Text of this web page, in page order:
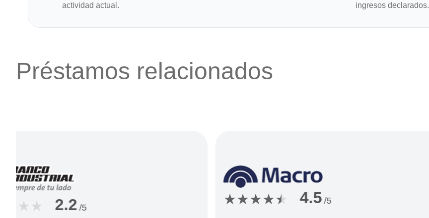
actividad actual.
ingresos declarados.
Préstamos relacionados
2.2 /5
4.5 /5